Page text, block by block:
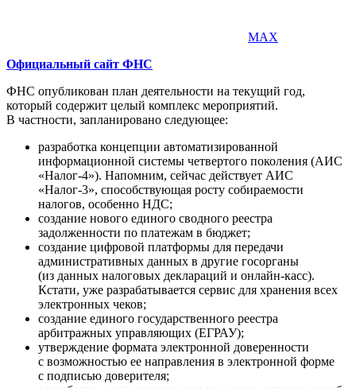
MAX
Официальный сайт ФНС
ФНС опубликован план деятельности на текущий год,
который содержит целый комплекс мероприятий.
В частности, запланировано следующее:
разработка концепции автоматизированной
информационной системы четвертого поколения (АИС
«Налог-4»). Напомним, сейчас действует АИС
«Налог-3», способствующая росту собираемости
налогов, особенно НДС;
создание нового единого сводного реестра
задолженности по платежам в бюджет;
создание цифровой платформы для передачи
административных данных в другие госорганы
(из данных налоговых деклараций и онлайн-касс).
Кстати, уже разрабатывается сервис для хранения всех
электронных чеков;
создание единого государственного реестра
арбитражных управляющих (ЕГРАУ);
утверждение формата электронной доверенности
с возможностью ее направления в электронной форме
с подписью доверителя;